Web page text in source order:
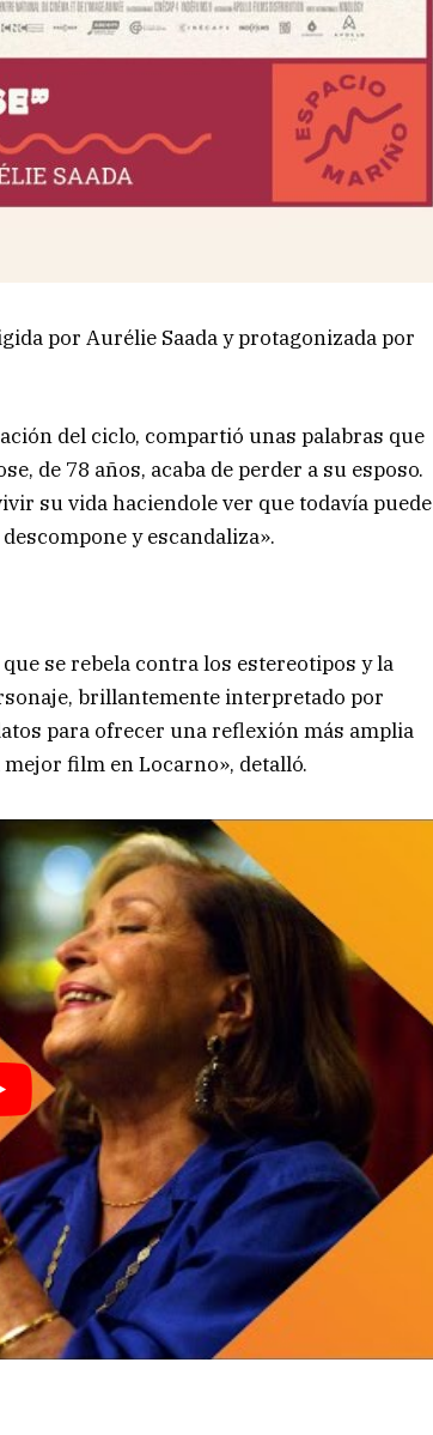
por Aurélie Saada y protagonizada por
del ciclo, compartió unas palabras que
de 78 años, acaba de perder a su esposo.
su vida haciendole ver que todavía puede
y escandaliza».
se rebela contra los estereotipos y la
brillantemente interpretado por
para ofrecer una reflexión más amplia
mejor film en Locarno», detalló.